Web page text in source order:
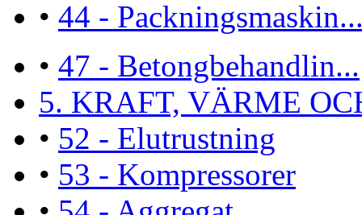
• 44 -
• 47 - Betongbehandlin...
5. KRAFT, VÄRME
• 52 - Elutrustning
• 53 - Kompressorer